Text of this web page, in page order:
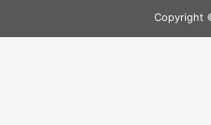
Copyright